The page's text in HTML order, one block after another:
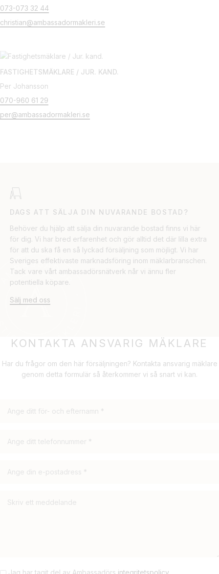
073-073 32 44
christian@ambassadormakleri.se
FASTIGHETSMÄKLARE / JUR. KAND.
Per Johansson
070-960 61 29
per@ambassadormakleri.se
DAGS ATT SÄLJA DIN NUVARANDE BOSTAD?
Behöver du hjälp att sälja din nuvarande bostad finns vi här
för dig. Vi har bred erfarenhet och gör alltid det där lilla extra
för att du ska få en så lyckad försäljning som möjligt. Vi har
Sveriges effektivaste marknadsföring inom mäklarbranschen.
Tack vare vårt ambassadörsnätverk når vi ännu fler
potentiella köpare.
Sälj med oss
KONTAKTA ANSVARIG MÄKLARE
Har du frågor om den här försäljningen? Kontakta ansvarig mäklare
genom detta formulär så återkommer vi så snart vi kan.